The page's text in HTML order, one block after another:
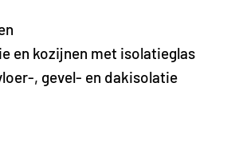
en kozijnen met isolatieglas
, gevel- en dakisolatie